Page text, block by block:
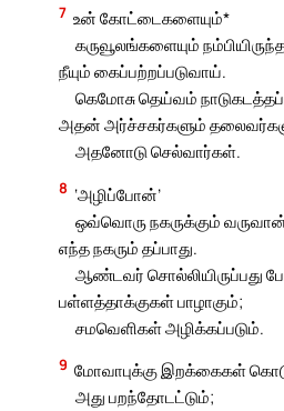
7 உன் கோட்டைகளையும்*
கருவூலங்களையும்
நீயும் கைப்பற்றப்படுவாய்.
கெமோசு தெய்வம்
அதன் அர்ச்சகர்களும்
அதனோடு செல்வார்கள்.
8 ‘அழிப்போன்’
ஒவ்வொரு நகருக்கும்
எந்த நகரும் தப்பாது.
ஆண்டவர் சொல்லியிருப்பது
பள்ளத்தாக்குகள் பாழாகும்;
சமவெளிகள் அழிக்கப்படும்.
9 மோவாபுக்கு இறக்கைகள்
அது பறந்தோடட்டும்;